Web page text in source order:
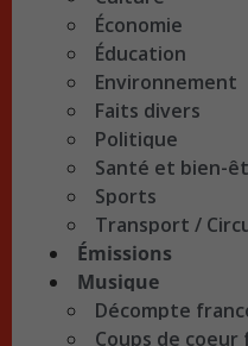
Économie
Éducation
Environnement
Faits divers
Politique
Santé et bien-
Sports
Transport /
Émissions
Musique
Décompte
Coups de coeur